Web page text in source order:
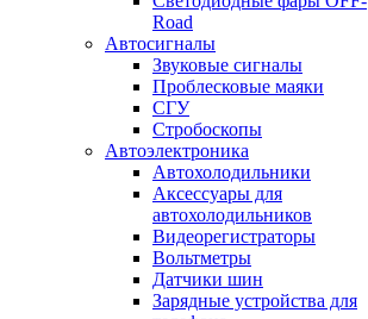
Road
Автосигналы
Звуковые сигналы
Проблесковые маяки
СГУ
Стробоскопы
Автоэлектроника
Автохолодильники
Аксессуары для
автохолодильников
Видеорегистраторы
Вольтметры
Датчики шин
Зарядные устройства для